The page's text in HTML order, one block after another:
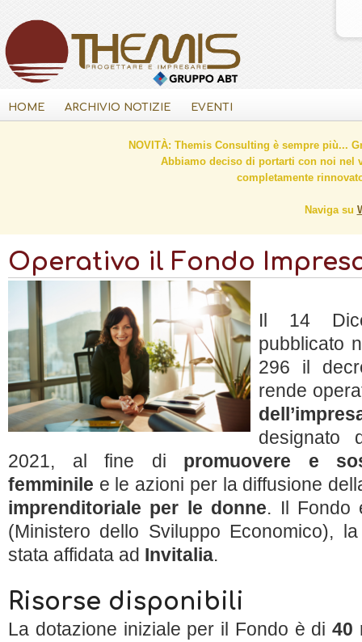
HOME ARCHIVIO NOTIZIE EVENTI
NOVITÀ: Themis Consulting è sempre più...
Abbiamo deciso di portarti con noi nel
completamente
Naviga su
Operativo il Fondo
Il 14
pubblicato
296 il
rende
designato
2021, al fine di promuovere e
femminile e le azioni per la diffusione
imprenditoriale per le donne. Il Fondo
(Ministero dello Sviluppo Economico),
stata affidata ad Invitalia.
Risorse disponibili
La dotazione iniziale per il Fondo è di40